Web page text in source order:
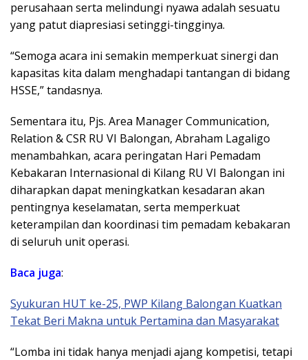
perusahaan serta melindungi nyawa adalah sesuatu
yang patut diapresiasi setinggi-tingginya.
“Semoga acara ini semakin memperkuat sinergi dan
kapasitas kita dalam menghadapi tantangan di bidang
HSSE,” tandasnya.
Sementara itu, Pjs. Area Manager Communication,
Relation & CSR RU VI Balongan, Abraham Lagaligo
menambahkan, acara peringatan Hari Pemadam
Kebakaran Internasional di Kilang RU VI Balongan ini
diharapkan dapat meningkatkan kesadaran akan
pentingnya keselamatan, serta memperkuat
keterampilan dan koordinasi tim pemadam kebakaran
di seluruh unit operasi.
Baca juga:
Syukuran HUT ke-25, PWP Kilang Balongan Kuatkan
Tekat Beri Makna untuk Pertamina dan Masyarakat
“Lomba ini tidak hanya menjadi ajang kompetisi, tetapi